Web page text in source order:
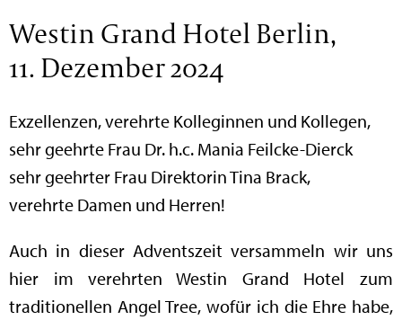
Westin Grand Hotel Berlin,
11. Dezember 2024
Exzellenzen, verehrte Kolleginnen und Kollegen,
sehr geehrte Frau Dr. h.c. Mania Feilcke-Dierck
sehr geehrter Frau Direktorin Tina Brack,
verehrte Damen und Herren!
Auch in dieser Adventszeit versammeln wir uns
hier im verehrten Westin Grand Hotel zum
traditionellen Angel Tree, wofür ich die Ehre habe,